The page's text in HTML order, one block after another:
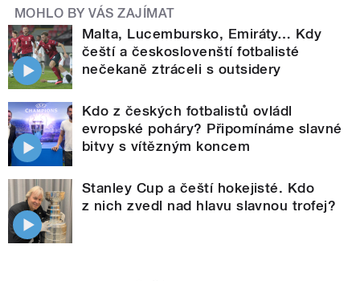
MOHLO BY VÁS ZAJÍMAT
Malta, Lucembursko, Emiráty… Kdy
čeští a českoslovenští fotbalisté
nečekaně ztráceli s outsidery
Kdo z českých fotbalistů ovládl
evropské poháry? Připomínáme slavné
bitvy s vítězným koncem
Stanley Cup a čeští hokejisté. Kdo
z nich zvedl nad hlavu slavnou trofej?